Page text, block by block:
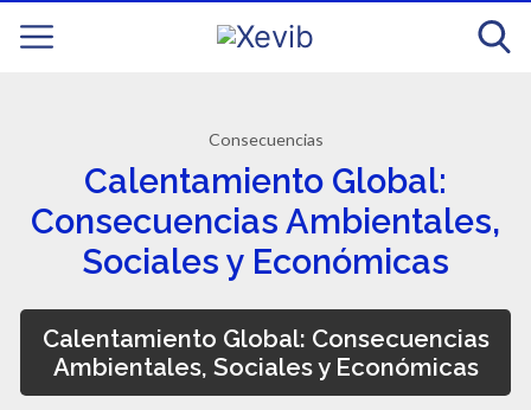
Consecuencias
Calentamiento Global:
Consecuencias Ambientales,
Sociales y Económicas
Calentamiento Global: Consecuencias
Ambientales, Sociales y Económicas